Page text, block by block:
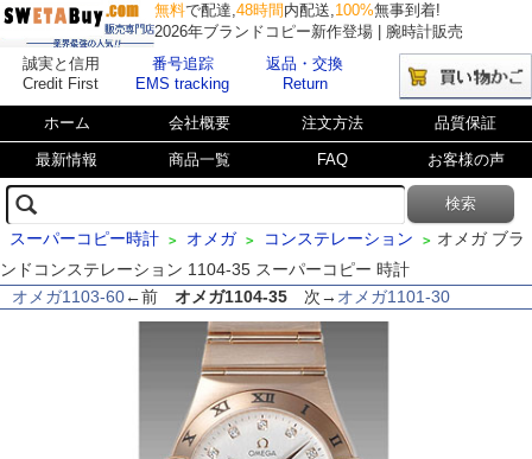
無料で配達,48時間 内配送,100%無事到着!
2026年ブランドコピー新作登場 | 腕時計販売
誠実と信用
Credit First
番号追踪
EMS tracking
返品・交換
Return
ホーム 会社概要 注文方法 品質保証
最新情報 商品一覧 FAQ お客様の声
スーパーコピー時計 > オメガ > コンステレーション > オメガ ブラ
ンドコンステレーション 1104-35 スーパーコピー 時計
オメガ1103-60←前 オメガ1104-35 次→ オメガ1101-30